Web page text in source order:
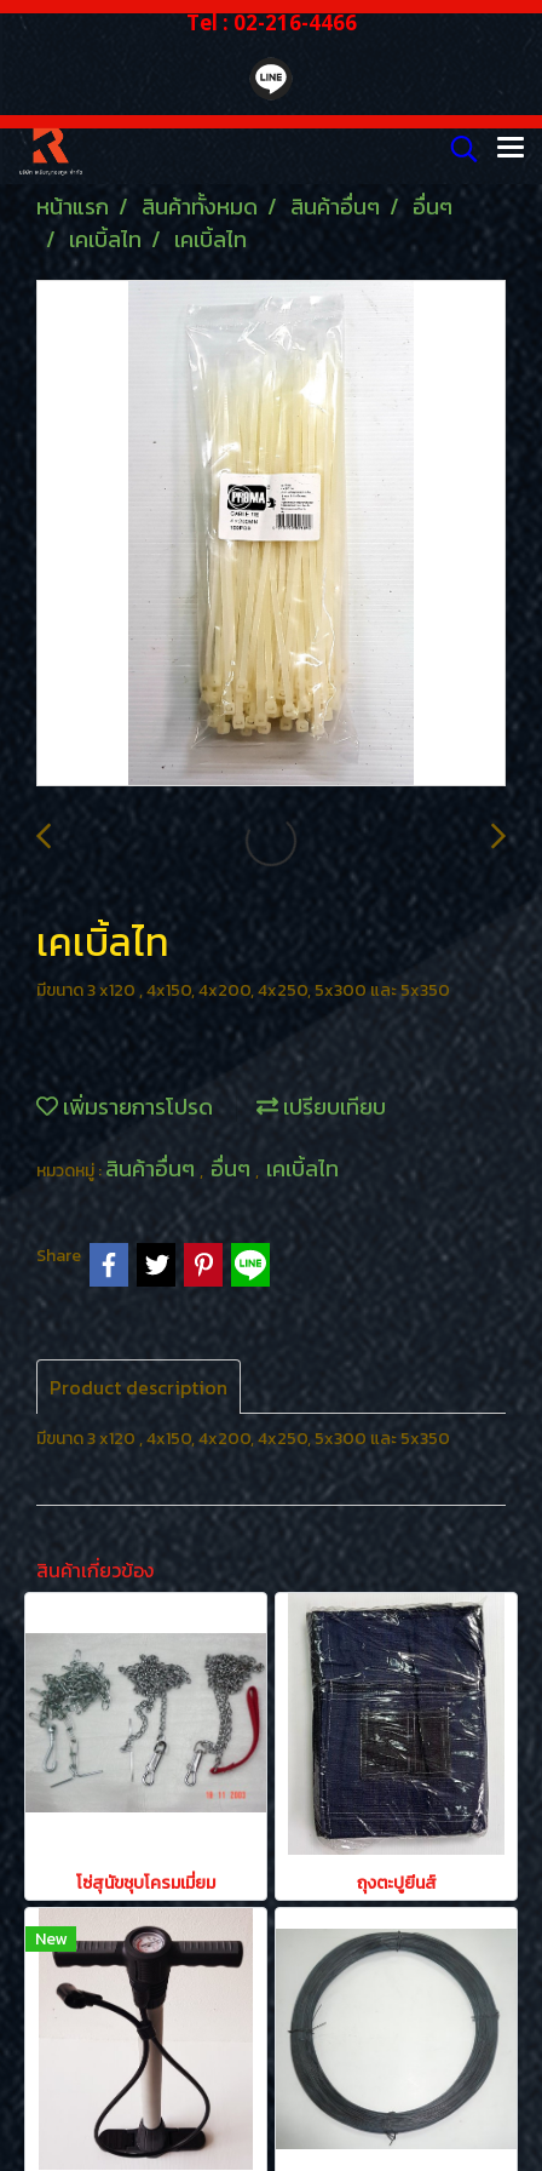
Tel : 02-216-4466
หน้าแรก สินค้าทั้งหมด สินค้าอื่นๆ
อื่นๆ
เคเบิ้ลไท
เคเบิ้ลไท
เคเบิ้ลไท
มีขนาด 3 x120 , 4x150, 4x200, 4x250, 5x300 และ 5x350
เพิ่มรายการโปรด เปรียบเทียบ
หมวดหมู่ :สินค้าอื่นๆ , อื่นๆ , เคเบิ้ลไท
Share
Product description
มีขนาด 3 x120 , 4x150, 4x200, 4x250, 5x300 และ 5x350
สินค้าเกี่ยวข้อง
โซ่สุนัขชุบโครมเมี่ยม ถุงตะปูยีนส์
New